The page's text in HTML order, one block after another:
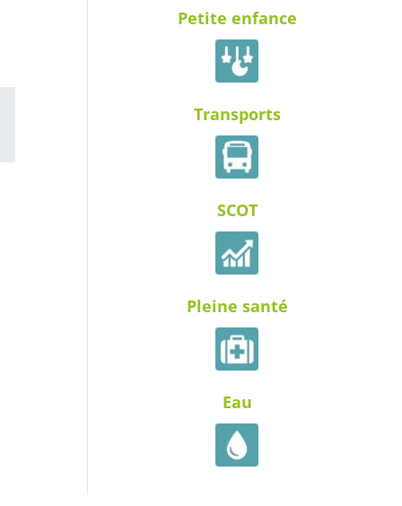
Petite enfance
Transports
SCOT
Pleine santé
Eau